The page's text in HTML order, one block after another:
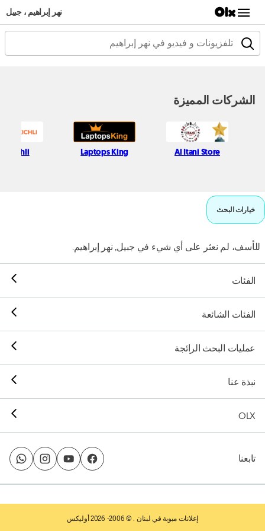
نهر إبراهيم ، جبيل
الشركات المميزة
Al Itani Store
Laptops King
Kichli
خيارات البحث
للأسف، لم نعثر على أي شيء في جبيل, نهر إبراهيم.
الفئات
الفئات الشائعة
عمليات البحث الرائجة
نبذة عنا
OLX
تابعنا
إعلانات مبوبة في لبنان . © 2006- 2026 أوليكس